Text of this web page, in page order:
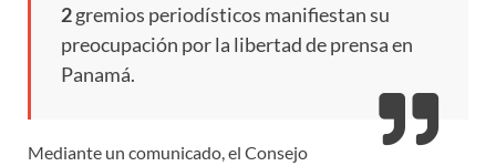
2gremios periodísticos manifiestan su
preocupación por la libertad de prensa en
Panamá.
Mediante un comunicado, el Consejo